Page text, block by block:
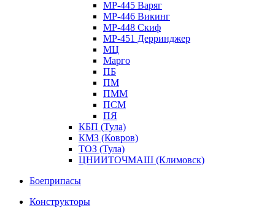
МР-445 Варяг
МР-446 Викинг
МР-448 Скиф
МР-451 Дерринджер
МЦ
Марго
ПБ
ПМ
ПММ
ПСМ
ПЯ
КБП (Тула)
КМЗ (Ковров)
ТОЗ (Тула)
ЦНИИТОЧМАШ (Климовск)
Боеприпасы
Конструкторы